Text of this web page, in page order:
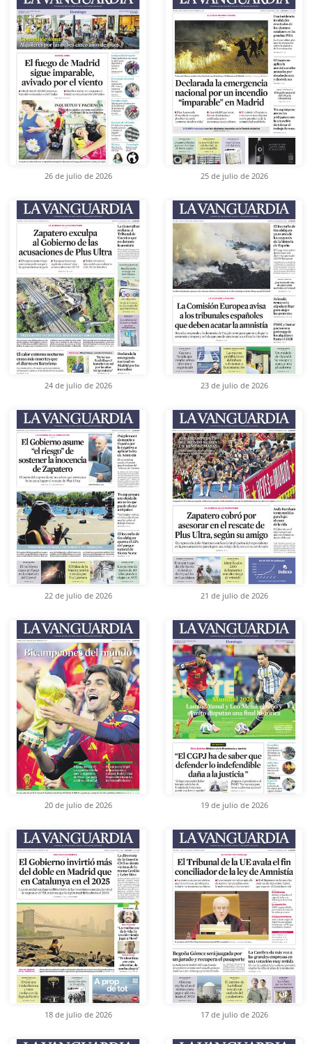
26 de julio de 2026 25 de julio de 2026
24 de julio de 2026 23 de julio de 2026
22 de julio de 2026 21 de julio de 2026
20 de julio de 2026 19 de julio de 2026
18 de julio de 2026 17 de julio de 2026